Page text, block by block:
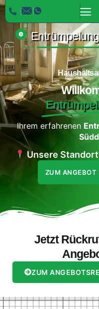
Ihrem erfahrenen
Unsere
ZUM
Jetzt
ZUM